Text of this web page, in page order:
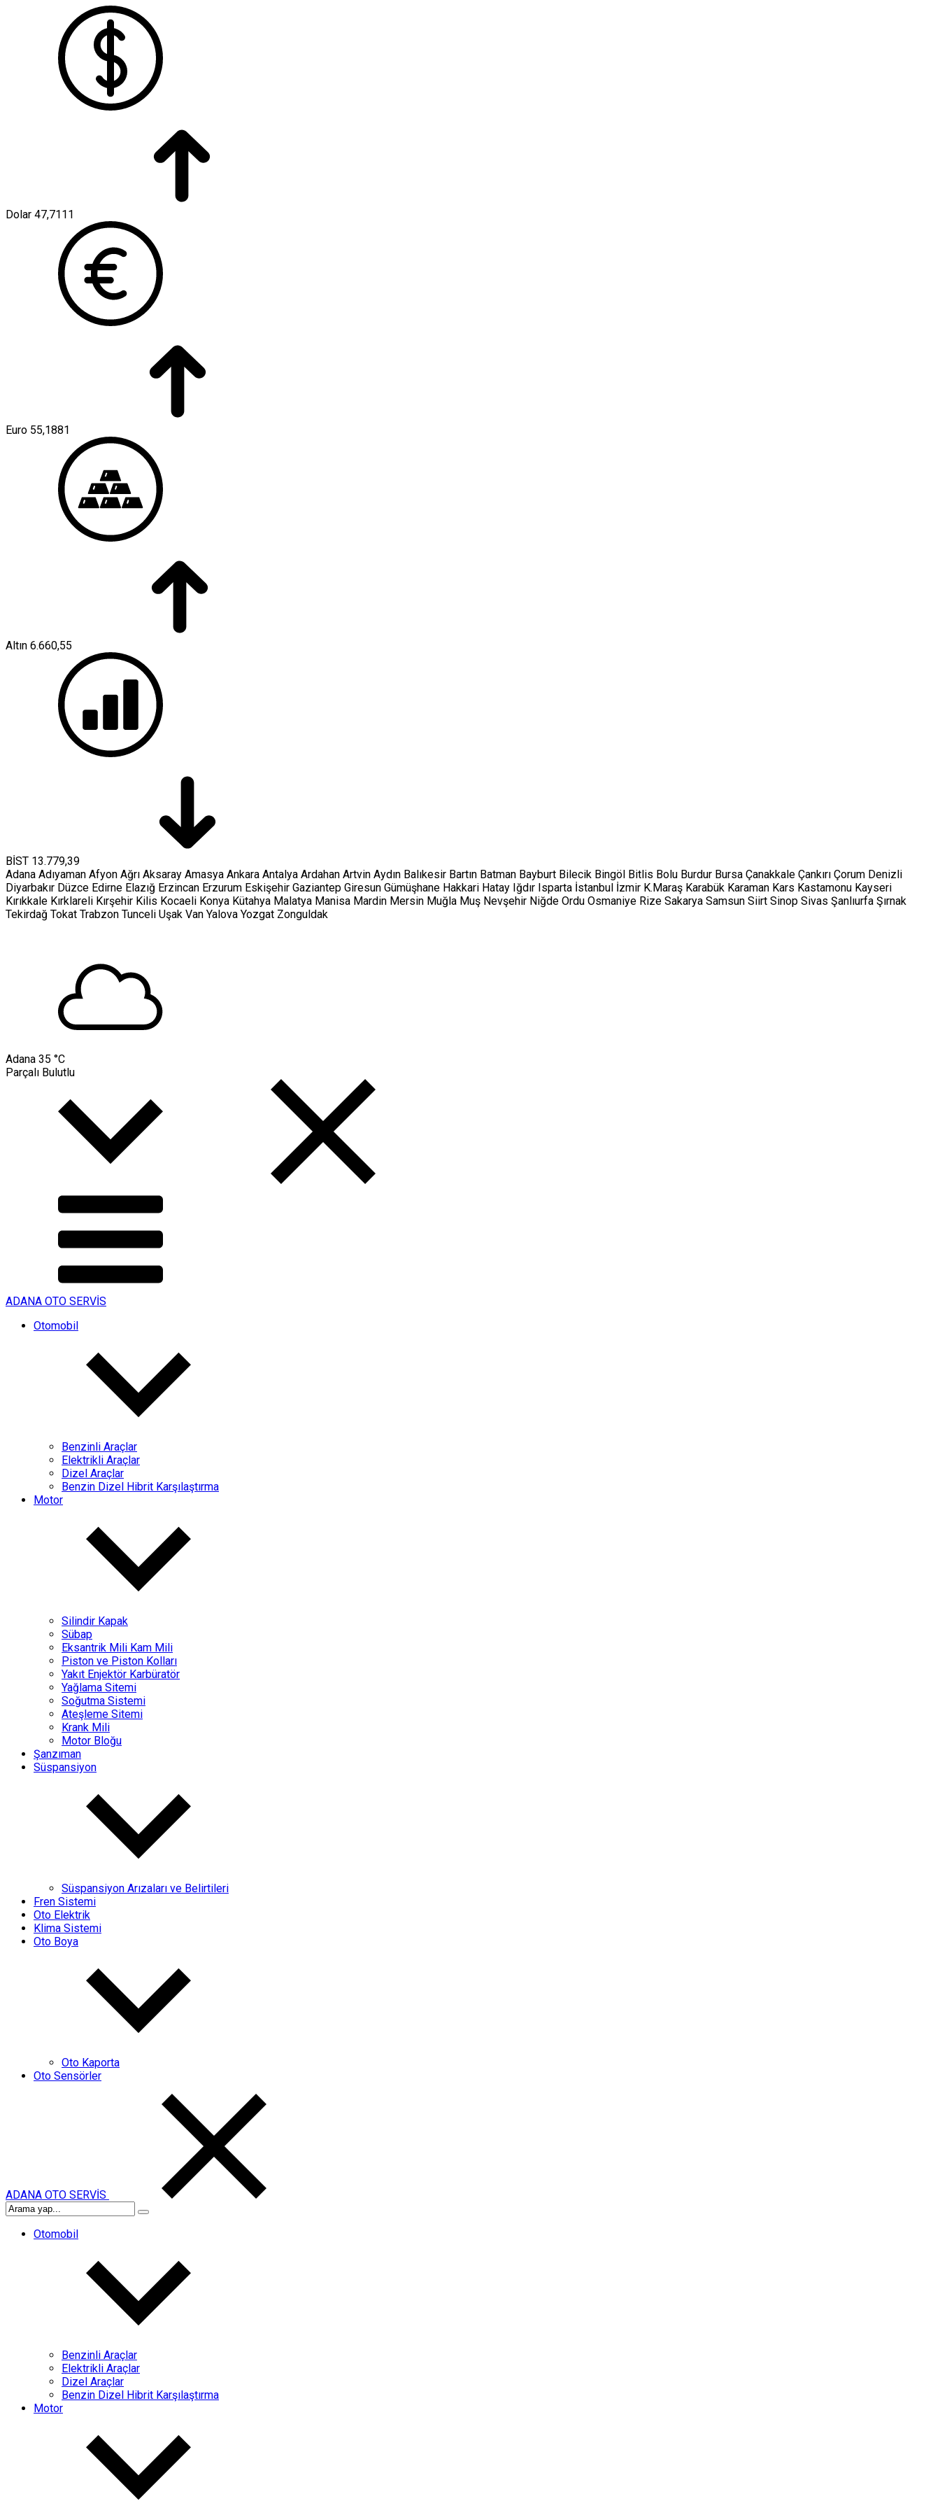
Dolar 47,7111
Euro 55,1881
Altın 6.660,55
BİST 13.779,39
Adana Adıyaman Afyon Ağrı Aksaray Amasya Ankara Antalya Ardahan Artvin Aydın Balıkesir Bartın Batman Bayburt Bilecik Bingöl Bitlis Bolu Burdur Bursa Çanakkale Çankırı Çorum Denizli
Diyarbakır Düzce Edirne Elazığ Erzincan Erzurum Eskişehir Gaziantep Giresun Gümüşhane Hakkari Hatay Iğdır Isparta İstanbul İzmir K.Maraş Karabük Karaman Kars Kastamonu Kayseri
Kırıkkale Kırklareli Kırşehir Kilis Kocaeli Konya Kütahya Malatya Manisa Mardin Mersin Muğla Muş Nevşehir Niğde Ordu Osmaniye Rize Sakarya Samsun Siirt Sinop Sivas Şanlıurfa Şırnak
Tekirdağ Tokat Trabzon Tunceli Uşak Van Yalova Yozgat Zonguldak
Adana 35 °C
Parçalı Bulutlu
ADANA OTO SERVİS
Otomobil
Benzinli Araçlar
Elektrikli Araçlar
Dizel Araçlar
Benzin Dizel Hibrit Karşılaştırma
Motor
Silindir Kapak
Sübap
Eksantrik Mili Kam Mili
Piston ve Piston Kolları
Yakıt Enjektör Karbüratör
Yağlama Sitemi
Soğutma Sistemi
Ateşleme Sitemi
Krank Mili
Motor Bloğu
Şanzıman
Süspansiyon
Süspansiyon Arızaları ve Belirtileri
Fren Sistemi
Oto Elektrik
Klima Sistemi
Oto Boya
Oto Kaporta
Oto Sensörler
ADANA OTO SERVİS
Otomobil
Benzinli Araçlar
Elektrikli Araçlar
Dizel Araçlar
Benzin Dizel Hibrit Karşılaştırma
Motor